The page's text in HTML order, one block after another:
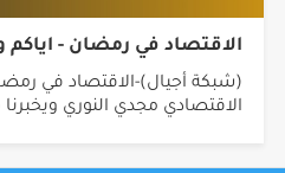
الاقتصاد في رمضان - اياكم
(شبكة أجيال)-الاقتصاد في
الاقتصادي مجدي النوري ويخبرنا